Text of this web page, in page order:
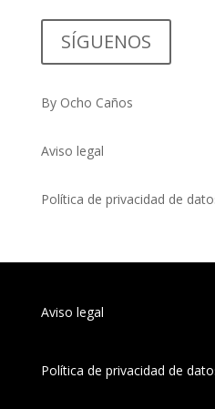
SÍGUENOS
By Ocho Caños
Aviso legal
Política de privacidad de
Aviso legal
Política de privacidad de